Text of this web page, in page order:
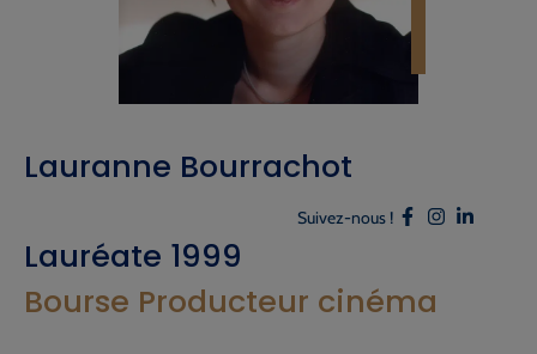
Lauranne Bourrachot
Suivez-nous !
Lauréate 1999
Bourse Producteur cinéma